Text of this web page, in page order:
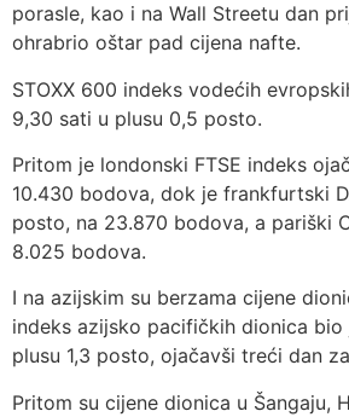
porasle, kao i na Wall Streetu dan
ohrabrio oštar pad cijena nafte.
STOXX 600 indeks vodećih
9,30 sati u plusu 0,5 posto.
Pritom je londonski FTSE indeks
10.430 bodova, dok je frankfurtski
posto, na 23.870 bodova, a pariški
8.025 bodova.
I na azijskim su berzama cijene
indeks azijsko pacifičkih dionica bio
plusu 1,3 posto, ojačavši treći dan
Pritom su cijene dionica u Šangaju,